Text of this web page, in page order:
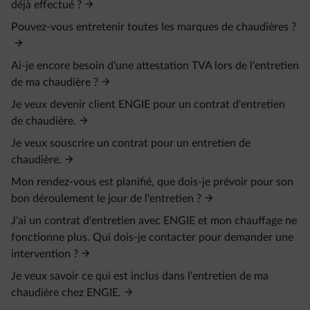
déjà effectué ?
Pouvez-vous entretenir toutes les marques de chaudières ?
Ai-je encore besoin d’une attestation TVA lors de l'entretien
de ma chaudière ?
Je veux devenir client ENGIE pour un contrat d'entretien
de chaudière.
Je veux souscrire un contrat pour un entretien de
chaudière.
Mon rendez-vous est planifié, que dois-je prévoir pour son
bon déroulement le jour de l'entretien ?
J'ai un contrat d'entretien avec ENGIE et mon chauffage ne
fonctionne plus. Qui dois-je contacter pour demander une
intervention ?
Je veux savoir ce qui est inclus dans l'entretien de ma
chaudière chez ENGIE.